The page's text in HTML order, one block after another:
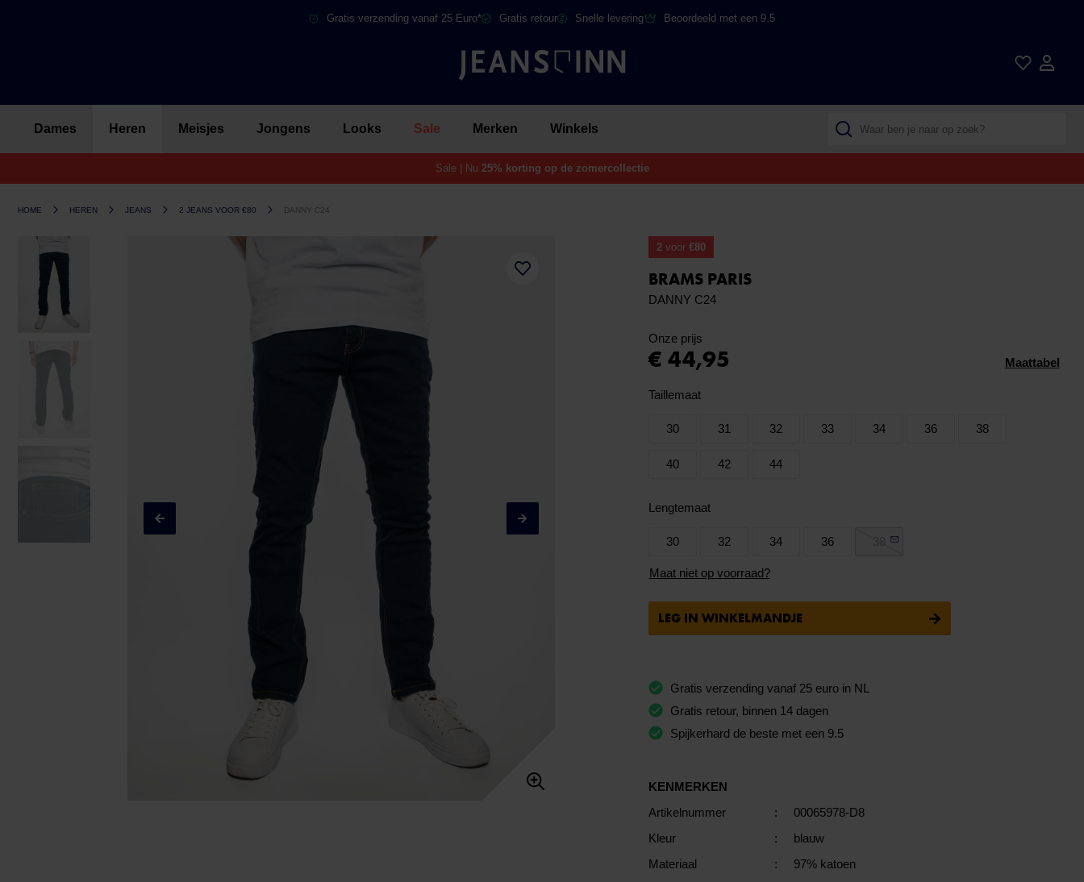
Gratis verzending vanaf 25 Euro* Gratis retour Snelle levering Beoordeeld met een 9.5
Dames Heren Meisjes Jongens Looks Sale Merken Winkels
Sale | Nu 25% korting op de zomercollectie
HOME HEREN JEANS 2 JEANS VOOR €80 DANNY C24
2voor €80
BRAMS PARIS
DANNY C24
Onze prijs
€ 44,95
Taillemaat
30 31 32 33 34 36 38
40 42 44
Lengtemaat
30 32 34 36
Maat niet op voorraad?
Maattabel
LEG IN WINKELMANDJE
Gratis verzending vanaf 25 euro in NL
Gratis retour, binnen 14 dagen
Spijkerhard de beste met een 9.5
KENMERKEN
Artikelnummer
:
00065978-D8
Kleur
:
blauw
Materiaal
:
97% katoen